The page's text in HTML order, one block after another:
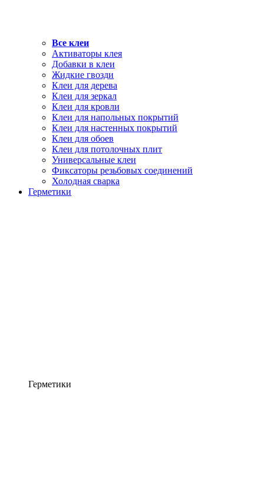
Все клеи
Активаторы клея
Добавки в клеи
Жидкие гвозди
Клеи для дерева
Клеи для зеркал
Клеи для кровли
Клеи для напольных покрытий
Клеи для настенных покрытий
Клеи для обоев
Клеи для потолочных плит
Универсальные клеи
Фиксаторы резьбовых соединений
Холодная сварка
Герметики
Герметики